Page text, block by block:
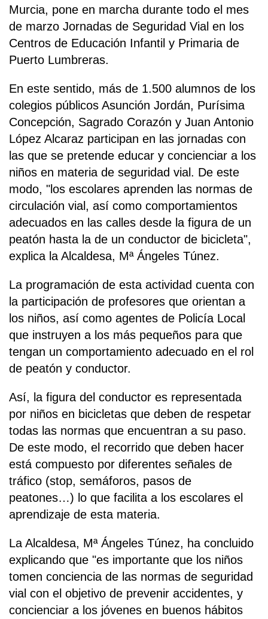
Murcia, pone en marcha durante todo el mes
de marzo Jornadas de Seguridad Vial en los
Centros de Educación Infantil y Primaria de
Puerto Lumbreras.
En este sentido, más de 1.500 alumnos de los
colegios públicos Asunción Jordán, Purísima
Concepción, Sagrado Corazón y Juan Antonio
López Alcaraz participan en las jornadas con
las que se pretende educar y concienciar a los
niños en materia de seguridad vial. De este
modo, "los escolares aprenden las normas de
circulación vial, así como comportamientos
adecuados en las calles desde la figura de un
peatón hasta la de un conductor de bicicleta",
explica la Alcaldesa, Mª Ángeles Túnez.
La programación de esta actividad cuenta con
la participación de profesores que orientan a
los niños, así como agentes de Policía Local
que instruyen a los más pequeños para que
tengan un comportamiento adecuado en el rol
de peatón y conductor.
Así, la figura del conductor es representada
por niños en bicicletas que deben de respetar
todas las normas que encuentran a su paso.
De este modo, el recorrido que deben hacer
está compuesto por diferentes señales de
tráfico (stop, semáforos, pasos de
peatones…) lo que facilita a los escolares el
aprendizaje de esta materia.
La Alcaldesa, Mª Ángeles Túnez, ha concluido
explicando que "es importante que los niños
tomen conciencia de las normas de seguridad
vial con el objetivo de prevenir accidentes, y
concienciar a los jóvenes en buenos hábitos